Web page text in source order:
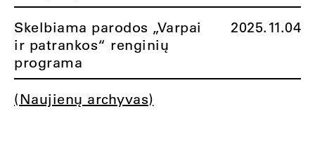
Skelbiama parodos „Varpai
ir patrankos“ renginių
programa
2025.11.04
(Naujienų archyvas)